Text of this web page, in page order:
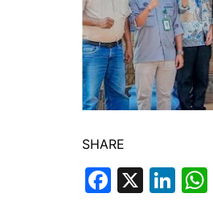
SHARE
F
X
Li